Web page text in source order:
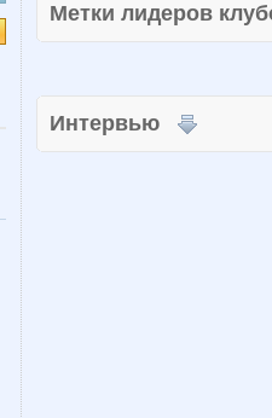
Метки лидеров
Интервью